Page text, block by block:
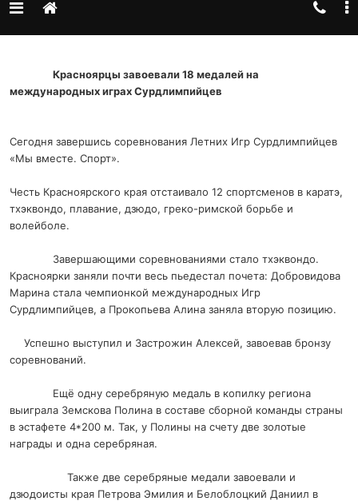
Красноярцы завоевали 18 медалей на
международных играх Сурдлимпийцев
Сегодня завершись соревнования Летних Игр Сурдлимпийцев
«Мы вместе. Спорт».
Честь Красноярского края отстаивало 12 спортсменов в каратэ,
тхэквондо, плавание, дзюдо, греко-римской борьбе и
волейболе.
Завершающими соревнованиями стало тхэквондо.
Красноярки заняли почти весь пьедестал почета: Добровидова
Марина стала чемпионкой международных Игр
Сурдлимпийцев, а Прокопьева Алина заняла вторую позицию.
Успешно выступил и Застрожин Алексей, завоевав бронзу
соревнований.
Ещё одну серебряную медаль в копилку региона
выиграла Земскова Полина в составе сборной команды страны
в эстафете 4*200 м. Так, у Полины на счету две золотые
награды и одна серебряная.
Также две серебряные медали завоевали и
дзюдоисты края Петрова Эмилия и Белоблоцкий Даниил в